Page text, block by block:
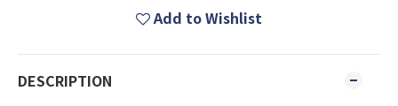
Add to Wishlist
DESCRIPTION